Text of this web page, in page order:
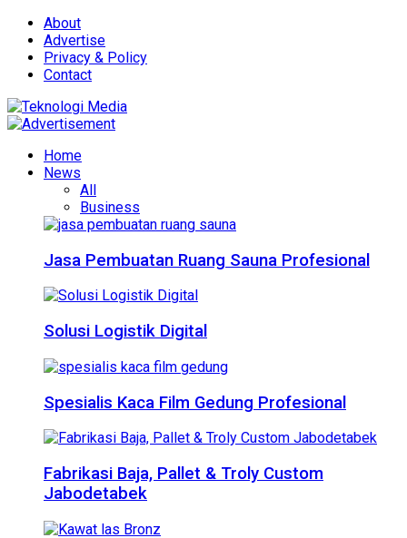
About
Advertise
Privacy & Policy
Contact
Home
News
All
Business
Jasa Pembuatan Ruang Sauna Profesional
Solusi Logistik Digital
Spesialis Kaca Film Gedung Profesional
Fabrikasi Baja, Pallet & Troly Custom
Jabodetabek